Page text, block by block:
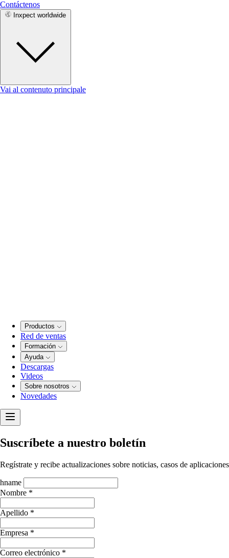
Contáctenos
Inxpect worldwide
Vai al contenuto principale
Productos
Red de ventas
Formación
Ayuda
Descargas
Videos
Sobre nosotros
Novedades
Suscríbete a nuestro boletín
Regístrate y recibe actualizaciones sobre noticias, casos de
hname
Nombre *
Apellido *
Empresa *
Correo electrónico *